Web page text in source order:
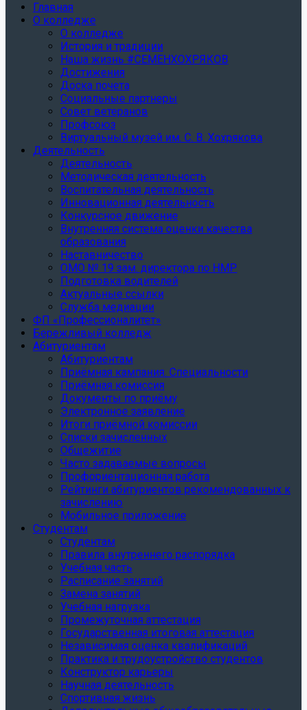
Главная
О колледже
О колледже
История и традиции
Наша жизнь #СЕМЕНХОХРЯКОВ
Достижения
Доска почета
Социальные партнеры
Совет ветеранов
Профсоюз
Виртуальный музей им. С. В. Хохрякова
Деятельность
Деятельность
Методическая деятельность
Воспитательная деятельность
Инновационная деятельность
Конкурсное движение
Внутренняя система оценки качества
образования
Наставничество
ОМО № 19 зам. директора по НМР
Подготовка водителей
Актуальные ссылки
Служба медиации
ФП «Профессионалитет»
Бережливый колледж
Абитуриентам
Абитуриентам
Приёмная кампания. Специальности
Приёмная комиссия
Документы по приёму
Электронное заявление
Итоги приёмной комиссии
Списки зачисленных
Общежитие
Часто задаваемые вопросы
Профориентационная работа
Рейтинги абитуриентов рекомендованных к
зачислению
Мобильное приложение
Студентам
Студентам
Правила внутреннего распорядка
Учебная часть
Расписание занятий
Замена занятий
Учебная нагрузка
Промежуточная аттестация
Государственная итоговая аттестация
Независимая оценка квалификаций
Практика и трудоустройство студентов
Конструктор карьеры
Научная деятельность
Спортивная жизнь